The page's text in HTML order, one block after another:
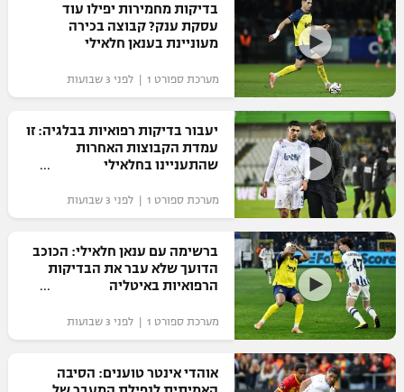
בדיקות מחמירות יפילו עוד
עסקת ענק? קבוצה בכירה
מעוניינת בענאן חלאילי
מערכת ספורט 1 | לפני 3 שבועות
יעבור בדיקות רפואיות בבלגיה: זו
עמדת הקבוצות האחרות
שהתעניינו בחלאילי
מערכת ספורט 1 | לפני 3 שבועות
ברשימה עם ענאן חלאילי: הכוכב
הדועך שלא עבר את הבדיקות
הרפואיות באיטליה
מערכת ספורט 1 | לפני 3 שבועות
אוהדי אינטר טוענים: הסיבה